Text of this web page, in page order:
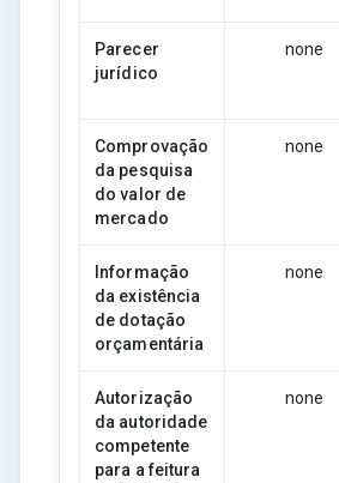
Parecer
jurídico
none
Comprovação
da pesquisa
do valor de
mercado
none
Informação
da existência
de dotação
orçamentária
none
Autorização
da autoridade
competente
para a feitura
none